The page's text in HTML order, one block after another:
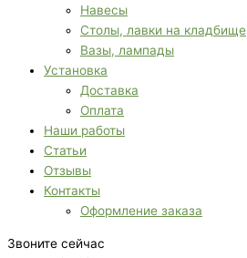
Навесы
Столы, лавки на кладбище
Вазы, лампады
Установка
Доставка
Оплата
Наши работы
Статьи
Отзывы
Контакты
Оформление заказа
Звоните сейчас